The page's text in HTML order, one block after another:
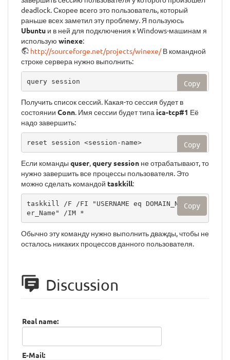
deadlock. Скорее всего это пользователь, который
раньше всех заметил эту проблему. Я пользуюсь
Ubuntu и в ней для подключения к Windows-машинам я
использую winexe:
http://sourceforge.net/projects/winexe/В командной
строке сервера нужно выполнить:
query session Copy
Получить список сессий. Какая-то сессия будет в
состоянии Conn. Имя сессии будет типа ica-tcp#1 Её
надо завершить:
reset session <session-name> Copy
Если команды quser,query session не отрабатывают, то
нужно завершить все процессы пользователя. Это
можно сделать командой taskkill:
taskkill /F /FI "USERNAME eq DOMAIN_NAME\Us
er_Name" /IM *
Copy
Обычно эту команду нужно выполнить дважды, чтобы не
осталось никаких процессов данного пользователя.
Discussion
Real name:
E-Mail: